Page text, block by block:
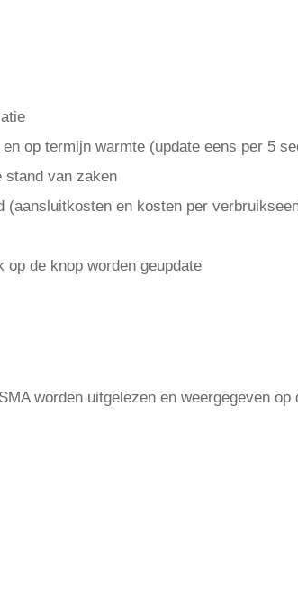
op termijn warmte (update eens per 5
stand van zaken
(aansluitkosten en kosten per
op de knop worden geupdate
worden uitgelezen en weergegeven